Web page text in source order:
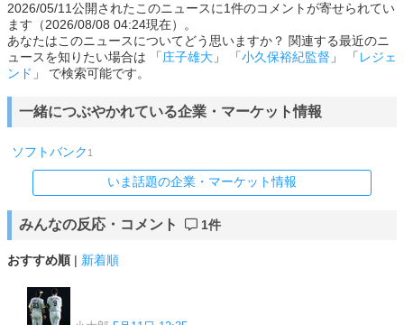
2026/05/11公開されたこのニュースに1件のコメントが寄せられてい
ます（2026/08/08 04:24現在）。
あなたはこのニュースについてどう思いますか？ 関連する最近のニ
ュースを知りたい場合は 「庄子雄大 」 「小久保裕紀監督 」 「 レジェ
ンド 」 で検索可能です。
一緒につぶやかれている企業・マーケット情報
ソフトバンク 1
いま話題の企業・マーケット情報
みんなの反応・コメント 1件
おすすめ順 | 新着順